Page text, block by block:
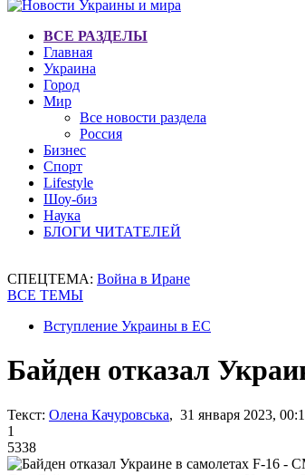
ВСЕ РАЗДЕЛЫ
Главная
Украина
Город
Мир
Все новости раздела
Россия
Бизнес
Спорт
Lifestyle
Шоу-биз
Наука
БЛОГИ ЧИТАТЕЛЕЙ
СПЕЦТЕМА: Война в Иране
ВСЕ ТЕМЫ
Вступление Украины в ЕС
Байден отказал
Текст: Олена Качуровська, 31 января 2023,
1
5338